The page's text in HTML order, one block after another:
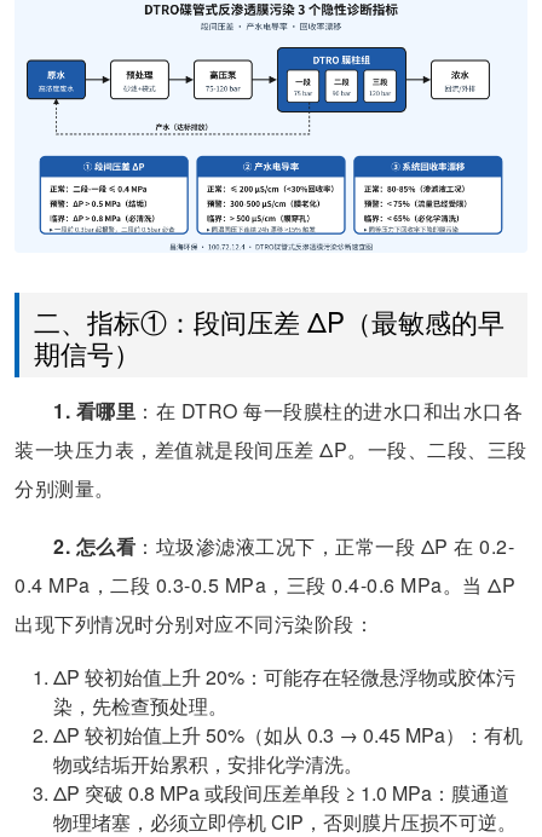
二、指标①：段间压差 ΔP（最敏感的早
期信号）
1. 看哪里 ：在 DTRO 每一段膜柱的进水口和出水口各
装一块压力表，差值就是段间压差 ΔP。一段、二段、三段
分别测量。
2. 怎么看 ：垃圾渗滤液工况下，正常一段 ΔP 在 0.2-
0.4 MPa，二段 0.3-0.5 MPa，三段 0.4-0.6 MPa。当 ΔP
出现下列情况时分别对应不同污染阶段：
ΔP 较初始值上升 20%：可能存在轻微悬浮物或胶体污
染，先检查预处理。
ΔP 较初始值上升 50%（如从 0.3 → 0.45 MPa）：有机
物或结垢开始累积，安排化学清洗。
ΔP 突破 0.8 MPa 或段间压差单段 ≥ 1.0 MPa：膜通道
物理堵塞，必须立即停机 CIP，否则膜片压损不可逆。